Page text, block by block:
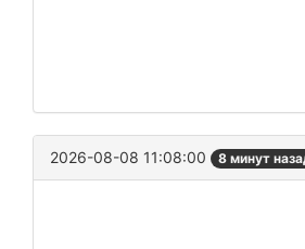
2026-08-08 11:08:00 8 минут